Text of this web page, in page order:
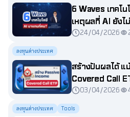
6 Waves เทคโ
เหตุผลที่ AI ยังไ
24/04/2026
ลงทุนต่างประเทศ
สร้างปันผลได้
Covered Call
03/04/2026
ลงทุนต่างประเทศ Tools